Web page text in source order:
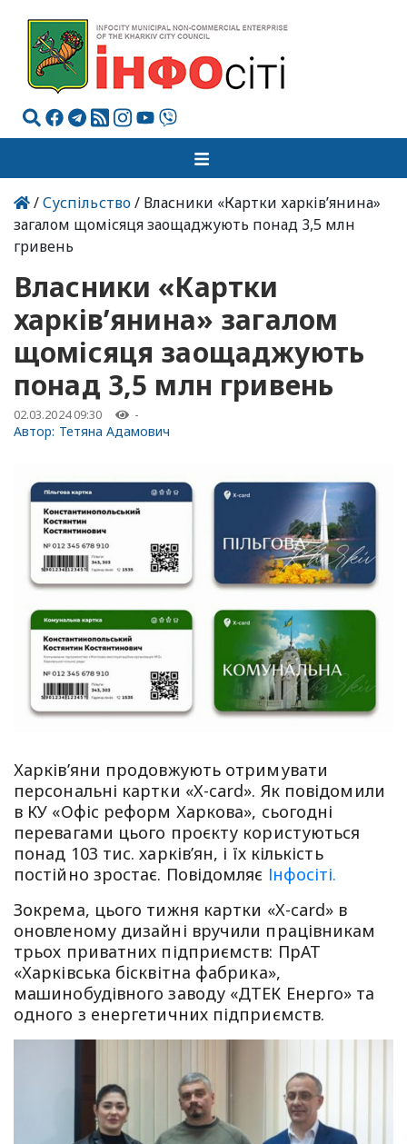
/Суспільство/ Власники «Картки харків’янина»
загалом щомісяця заощаджують понад 3,5 млн
гривень
Власники «Картки
харків’янина» загалом
щомісяця заощаджують
понад 3,5 млн гривень
02.03.2024 09:30 -
Автор: Тетяна Адамович
Харків’яни продовжують отримувати
персональні картки «X-card». Як повідомили
в КУ «Офіс реформ Харкова», сьогодні
перевагами цього проєкту користуються
понад 103 тис. харків’ян, і їх кількість
постійно зростає. Повідомляє Інфосіті.
Зокрема, цього тижня картки «X-card» в
оновленому дизайні вручили працівникам
трьох приватних підприємств: ПрАТ
«Харківська бісквітна фабрика»,
машинобудівного заводу «ДТЕК Енерго» та
одного з енергетичних підприємств.